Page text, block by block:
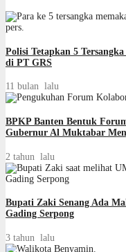
Polisi Tetapkan 5
di PT GRS
11 bulan lalu
BPKP Banten Bentuk
Gubernur Al Muktabar
2 tahun lalu
Bupati Zaki Senang Ada
Gading Serpong
3 tahun lalu